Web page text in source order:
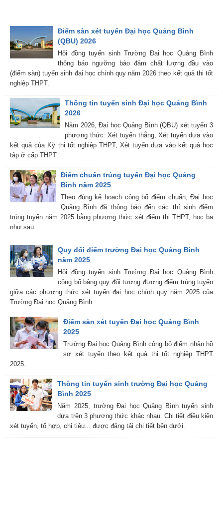
Điểm sàn xét tuyển Đại học Quảng Bình
(QBU) 2026
Hội đồng tuyển sinh Trường Đại học Quảng Bình
thông báo ngưỡng bảo đảm chất lượng đầu vào
(điểm sàn) tuyển sinh đại học chính quy năm 2026 theo kết quả thi tốt
nghiệp THPT.
Thông tin tuyển sinh Đại học Quảng Bình
2026
Năm 2026, Đại học Quảng Bình (QBU) xét tuyển 3
phương thức: Xét tuyển thẳng, Xét tuyển dựa vào
kết quả của Kỳ thi tốt nghiệp THPT, Xét tuyển dựa vào kết quả học
tập ở cấp THPT
Điểm chuẩn trúng tuyển Đại học Quảng
Bình năm 2025
Theo đúng kế hoạch công bố điểm chuẩn, Đại học
Quảng Bình đã thông báo đến các thí sinh điểm
trúng tuyển năm 2025 bằng phương thức xét điểm thi THPT, học bạ
như sau:
Quy đổi điểm trường Đại học Quảng Bình
năm 2025
Hội đồng tuyển sinh Trường Đại học Quảng Bình
công bố bảng quy đổi tương đương điểm trúng tuyển
giữa các phương thức xét tuyển đại học chính quy năm 2025 của
Trường Đại học Quảng Bình.
Điểm sàn xét tuyển Đại học Quảng Bình
2025
Trường Đại học Quảng Bình công bố điểm nhận hồ
sơ xét tuyển theo kết quả thi tốt nghiệp THPT
2025.
Thông tin tuyển sinh trường Đại học Quảng
Bình 2025
Năm 2025, trường Đại học Quảng Bình tuyển sinh
dựa trên 3 phương thức khác nhau. Chi tiết điều kiện
xét tuyển, tổ hợp, chỉ tiêu... được đăng tải chi tiết bên dưới.